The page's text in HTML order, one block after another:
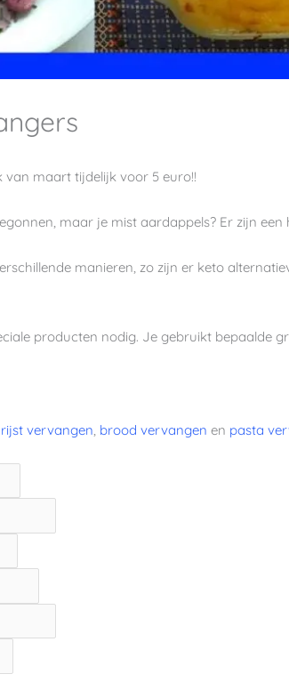
van maart tijdelijk voor 5 euro!!
maar je mist aardappels? Er zijn
manieren, zo zijn er keto
producten nodig. Je gebruikt bepaalde
rijst vervangen brood vervangen en pasta